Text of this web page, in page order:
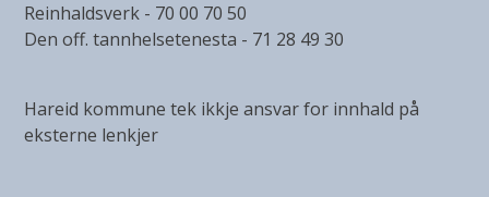
Reinhaldsverk - 70 00 70 50
Den off. tannhelsetenesta - 71 28 49 30
Hareid kommune tek ikkje ansvar for innhald på
eksterne lenkjer